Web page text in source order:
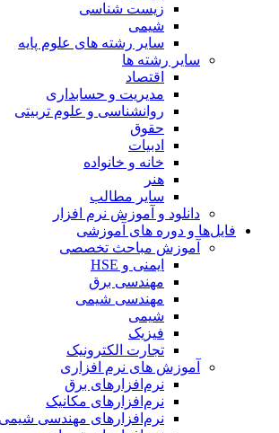
زیست شناسی
شیمی
سایر رشته های علوم پایه
سایر رشته ها
اقتصاد
مدیریت و حسابداری
روانشناسی و علوم تربیتی
حقوق
ادبیات
خانه و خانواده
هنر
سایر مطالب
دانلود و آموزش نرم افزار
فایل‌ها و دوره های آموزشی
آموزش مباحث تخصصی
ایمنی و HSE
مهندسی برق
مهندسی شیمی
شیمی
فیزیک
تجارت الکترونیک
آموزش های نرم افزاری
نرم‌افزارهای برق
نرم‌افزارهای مکانیک
نرم‌افزارهای مهندسی شیمی